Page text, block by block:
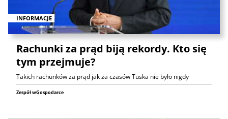
INFORMACJE
Rachunki za prąd biją rekordy. Kto się
tym przejmuje?
Takich rachunków za prąd jak za czasów Tuska nie było nigdy
Zespół wGospodarce